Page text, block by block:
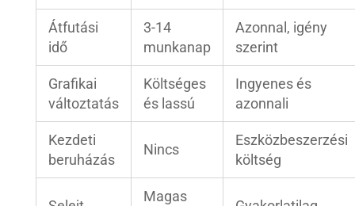
Átfutási
idő
3-14
munkanap
Azonnal, igény
szerint
Grafikai
változtatás
Költséges
és lassú
Ingyenes és
azonnali
Kezdeti
beruházás
Nincs
Eszközbeszerzési
költség
Magas